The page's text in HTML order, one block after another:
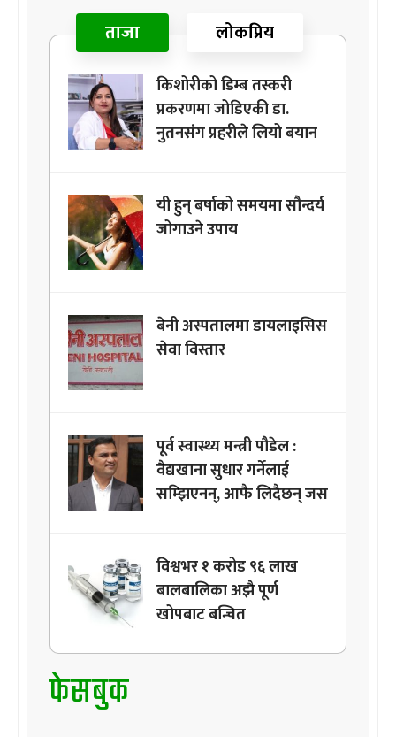
ताजा लोकप्रिय
किशोरीको डिम्ब तस्करी
प्रकरणमा जोडिएकी डा.
नुतनसंग प्रहरीले लियो बयान
यी हुन् बर्षाको समयमा सौन्दर्य
जोगाउने उपाय
बेनी अस्पतालमा डायलाइसिस
सेवा विस्तार
पूर्व स्वास्थ्य मन्त्री पौडेल :
वैद्यखाना सुधार गर्नेलाई
सम्झिएनन्, आफै लिदैछन् जस
विश्वभर १ करोड ९६ लाख
बालबालिका अझै पूर्ण
खोपबाट बन्चित
फेसबुक